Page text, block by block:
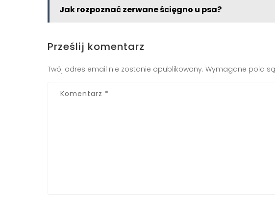
Jak rozpoznać zerwane ścięgno u psa?
Prześlij komentarz
Twój adres email nie zostanie opublikowany. Wymagane pola